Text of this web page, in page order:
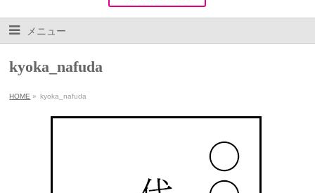
メニュー
kyoka_nafuda
HOME » kyoka_nafuda